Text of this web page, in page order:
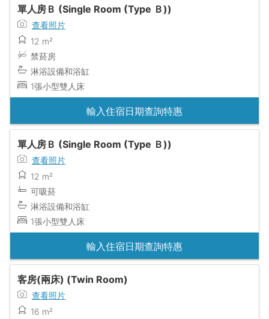
單人房Ｂ (Single Room (Type Ｂ))
查看照片
12 m²
禁菸房
淋浴設備和浴缸
1張小型雙人床
輸入住宿日期查詢特惠
單人房Ｂ (Single Room (Type Ｂ))
查看照片
12 m²
可吸菸
淋浴設備和浴缸
1張小型雙人床
輸入住宿日期查詢特惠
客房(兩床) (Twin Room)
查看照片
16 m²